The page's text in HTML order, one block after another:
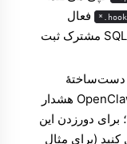
فعال
می‌کند و منشأ نصب را در وضعیت SQLite مشترک ثبت
دست‌ساختهٔ
دریافت‌شده مطابقت نداشته باشد، OpenClaw هشدار
برای دورزدن این
(برای مثال